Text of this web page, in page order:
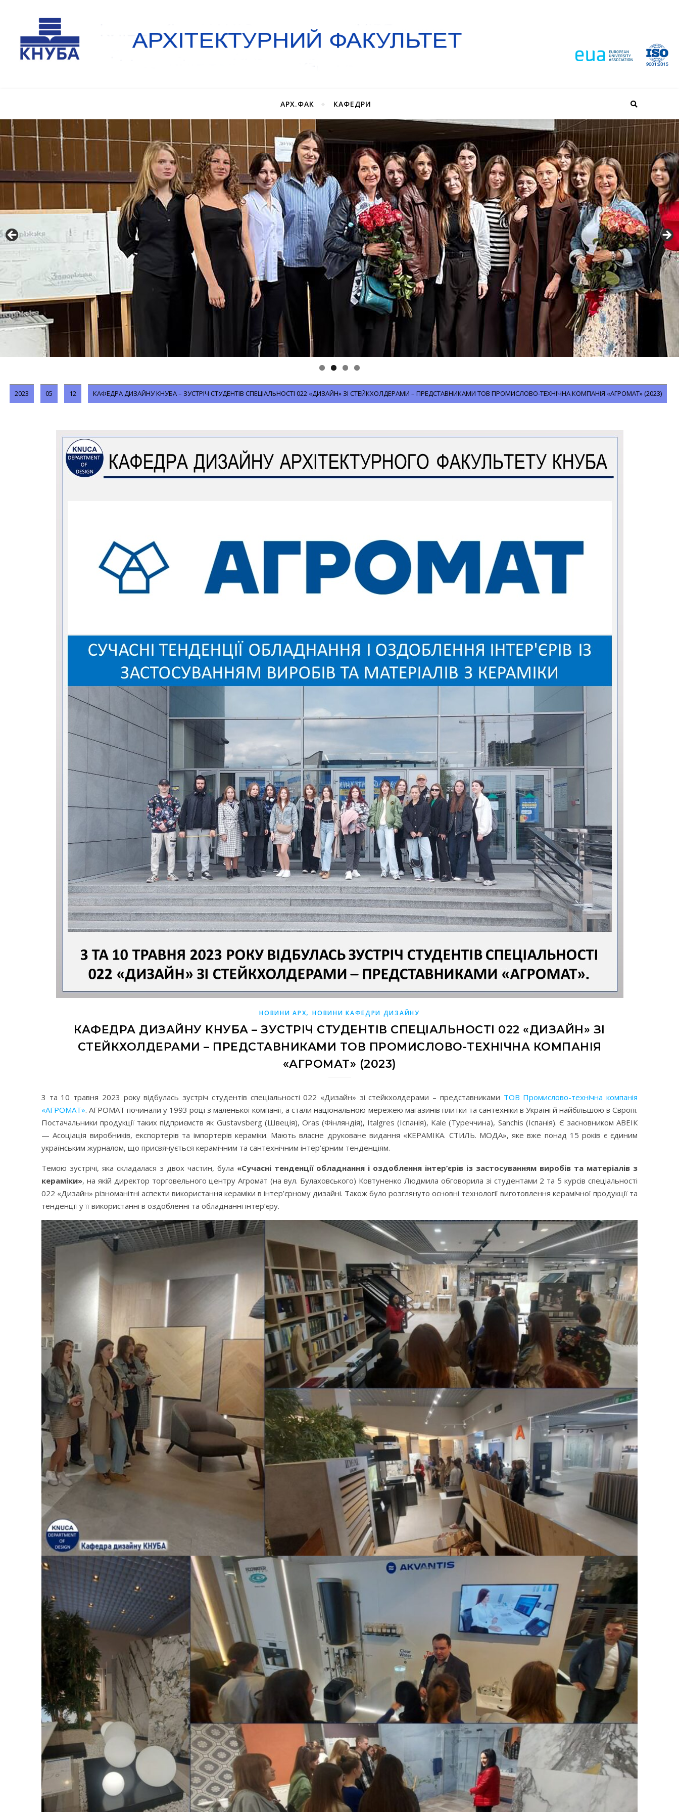
АРХ.ФАК КАФЕДРИ
2023 05 12 КАФЕДРА ДИЗАЙНУ КНУБА – ЗУСТРІЧ СТУДЕНТІВ СПЕЦІАЛЬНОСТІ 022 «ДИЗАЙН» ЗІ СТЕЙКХОЛДЕРАМИ – ПРЕДСТАВНИКАМИ ТОВ ПРОМИСЛОВО-ТЕХНІЧНА КОМПАНІЯ «АГРОМАТ» (2023)
НОВИНИ АРХ,НОВИНИ КАФЕДРИ ДИЗАЙНУ
КАФЕДРА ДИЗАЙНУ КНУБА – ЗУСТРІЧ СТУДЕНТІВ СПЕЦІАЛЬНОСТІ 022 «ДИЗАЙН» ЗІ
СТЕЙКХОЛДЕРАМИ – ПРЕДСТАВНИКАМИ ТОВ ПРОМИСЛОВО-ТЕХНІЧНА КОМПАНІЯ
«АГРОМАТ» (2023)
3 та 10 травня 2023 року відбулась зустріч студентів спеціальності 022 «Дизайн» зі стейкхолдерами – представниками ТОВ Промислово-технічна компанія
«АГРОМАТ». АГРОМАТ починали у 1993 році з маленької компанії, а стали національною мережею магазинів плитки та сантехніки в Україні й найбільшою в Європі.
Постачальники продукції таких підприємств як Gustavsberg (Швеція), Oras (Фінляндія), Italgres (Іспанія), Kale (Туреччина), Sanchis (Іспанія). Є засновником АВЕІК
— Асоціація виробників, експортерів та імпортерів кераміки. Мають власне друковане видання «КЕРАМІКА. СТИЛЬ. МОДА», яке вже понад 15 років є єдиним
українським журналом, що присвячується керамічним та сантехнічним інтер’єрним тенденціям.
Темою зустрічі, яка складалася з двох частин, була «Сучасні тенденції обладнання і оздоблення інтер’єрів із застосуванням виробів та матеріалів з
кераміки», на якій директор торговельного центру Агромат (на вул. Булаховського) Ковтуненко Людмила обговорила зі студентами 2 та 5 курсів спеціальності
022 «Дизайн» різноманітні аспекти використання кераміки в інтер’єрному дизайні. Також було розглянуто основні технології виготовлення керамічної продукції та
тенденції у її використанні в оздобленні та обладнанні інтер’єру.